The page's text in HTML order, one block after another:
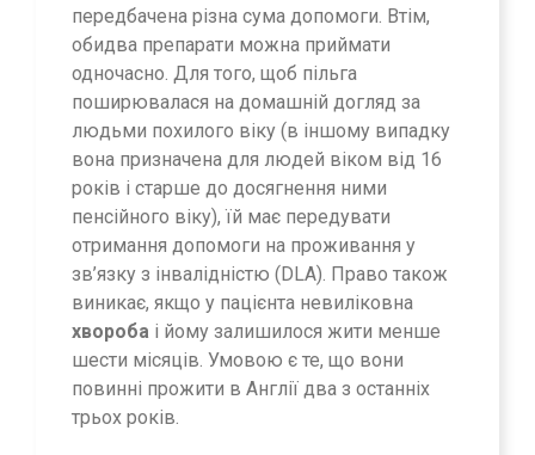
передбачена різна сума допомоги. Втім,
обидва препарати можна приймати
одночасно. Для того, щоб пільга
поширювалася на домашній догляд за
людьми похилого віку (в іншому випадку
вона призначена для людей віком від 16
років і старше до досягнення ними
пенсійного віку), їй має передувати
отримання допомоги на проживання у
зв’язку з інвалідністю (DLA). Право також
виникає, якщо у пацієнта невиліковна
хвороба і йому залишилося жити менше
шести місяців. Умовою є те, що вони
повинні прожити в Англії два з останніх
трьох років.